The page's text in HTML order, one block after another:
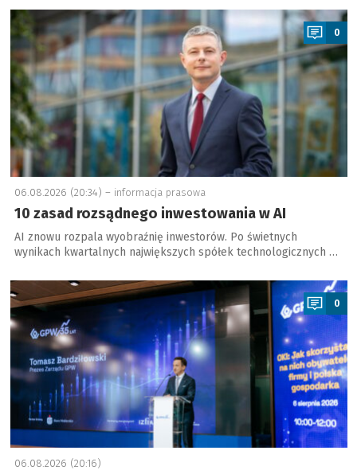
a
0
06.08.2026 (20:34) – informacja prasowa
10 zasad rozsądnego inwestowania w AI
AI znowu rozpala wyobraźnię inwestorów. Po świetnych
wynikach kwartalnych największych spółek technologicznych …
a
0
06.08.2026 (20:16)